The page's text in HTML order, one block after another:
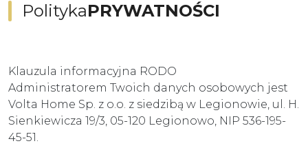
PolitykaPRYWATNOŚCI
Klauzula informacyjna RODO
Administratorem Twoich danych osobowych jest
Volta Home Sp. z o.o. z siedzibą w Legionowie, ul. H.
Sienkiewicza 19/3, 05-120 Legionowo, NIP 536-195-
45-51.